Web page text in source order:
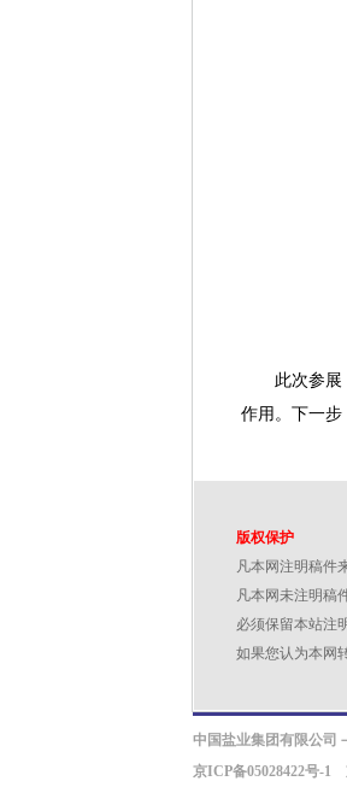
此次参展，
作用。下一步
版权保护
凡本网注明稿件
凡本网未注明稿
必须保留本站注
如果您认为本网
中国盐业集团有限公司
京ICP备05028422号-1